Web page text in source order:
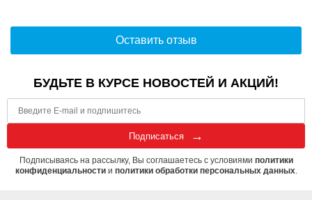
Оставить отзыв
БУДЬТЕ В КУРСЕ НОВОСТЕЙ И АКЦИЙ!
Подписаться
Подписываясь на рассылку, Вы соглашаетесь с условиями политики
конфиденциальностии политики обработки персональных данных.